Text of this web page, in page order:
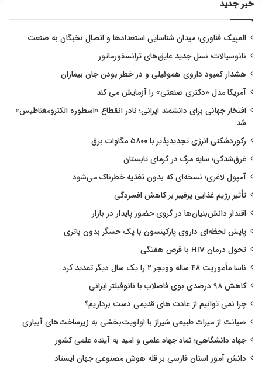
خبر جدید
المپیک فناوری؛ میدان شناسایی استعدادها و اتصال نخبگان به صنعت
نانوسیالات؛ نسل جدید عایق‌های ترانسفورماتور
هشدار کمبود داروی هموفیلی و در خطر بودن جان بیماران
آمریکا مدل «دکتری صنعتی» را آزمایش می کند
افتخار جهانی برای دانشمند ایرانی؛ نادر انقطاع «اسطوره الکترومغناطیس»
شد
رکوردشکنی انرژی تجدیدپذیر با ۵۸۰۰ مگاوات برق
غرق‌شدگی؛ سایه مرگ در گرمای تابستان
آمپول لاغری؛ نسخه‌ای که بدون تغذیه خطرناک می‌شود
تأثیر رژیم غذایی پرفیبر بر کاهش افسردگی
اقتدار دانش‌بنیان‌ها در گروی حضور پایدار در بازار
پایش لحظه‌ای داروی پارکینسون با یک حسگر بدون باتری
تحول درمان HIV با قرص هفتگی
ناسا مأموریت ۴۸ ساله وویجر ۲ را یک سال دیگر تمدید کرد
کاهش ۹۸ درصدی بوی فاضلاب با نانوفیلتر ایرانی
چرا نمی توانیم از عادت های قدیمی دست برداریم؟
صیانت از میراث طبیعی شیراز با اولویت‌بخشی به زیرساخت‌های آبیاری
جهاد دانشگاهی؛ نماد جهاد علمی و امید به آینده علمی کشور
دانش آموز استان فارسی بر قله هوش مصنوعی جهان ایستاد